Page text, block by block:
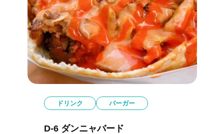
ドリンク バーガー
D-6 ダンニャバード